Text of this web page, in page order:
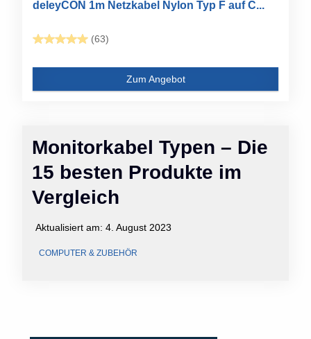
Monitorkabel Typen – Die
15 besten Produkte im
Vergleich
Aktualisiert am: 4. August 2023
COMPUTER & ZUBEHÖR
deleyCON 1m Netzkabel Nylon Typ F auf C...
(63)
Zum Angebot